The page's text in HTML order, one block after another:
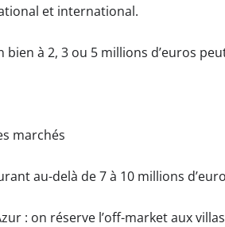
et international.
à 2, 3 ou 5 millions d’euros
marchés
au-delà de 7 à 10 millions
: on réserve l’off-market aux